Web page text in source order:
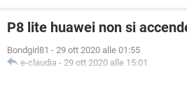
P8 lite huawei non si
Bondgirl81 - 29 ott 2020 alle 01:55
e-claudia - 29 ott 2020 alle 15:01